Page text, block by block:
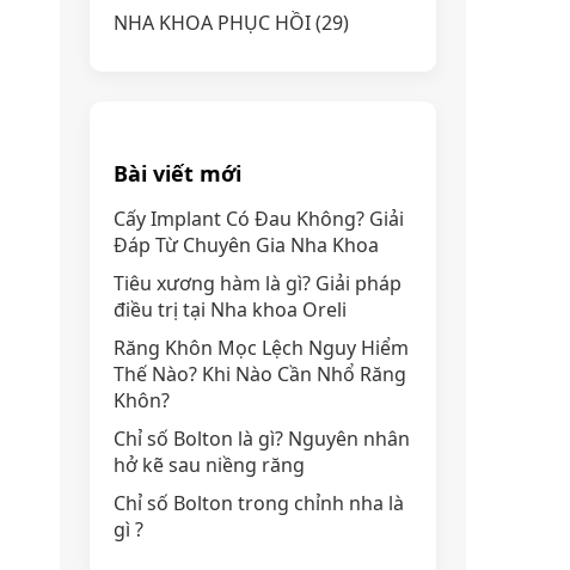
NHA KHOA PHỤC HỒI(29)
Bài viết mới
Cấy Implant Có Đau Không? Giải
Đáp Từ Chuyên Gia Nha Khoa
Tiêu xương hàm là gì? Giải pháp
điều trị tại Nha khoa Oreli
Răng Khôn Mọc Lệch Nguy Hiểm
Thế Nào? Khi Nào Cần Nhổ Răng
Khôn?
Chỉ số Bolton là gì? Nguyên nhân
hở kẽ sau niềng răng
Chỉ số Bolton trong chỉnh nha là
gì ?